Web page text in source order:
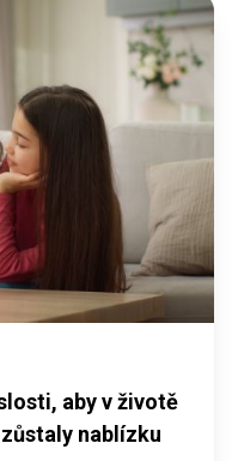
aby v životě
nablízku